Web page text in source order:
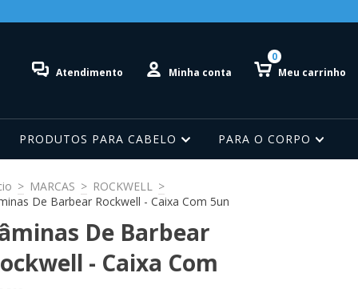
Atendimento Minha conta Meu carrinho
0
PRODUTOS PARA CABELO PARA O CORPO
> MARCAS > ROCKWELL >
De Barbear Rockwell - Caixa Com 5un
De Barbear
- Caixa Com